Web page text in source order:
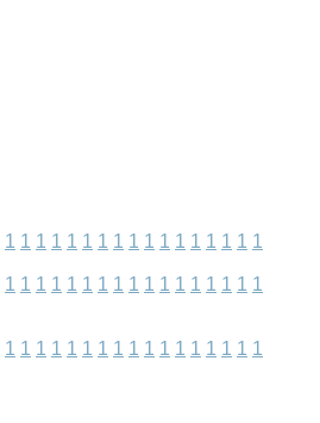
1 1 1 1 1 1 1 1 1 1 1 1 1 1 1 1 1
1 1 1 1 1 1 1 1 1 1 1 1 1 1 1 1 1
1 1 1 1 1 1 1 1 1 1 1 1 1 1 1 1 1